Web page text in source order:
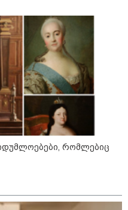
აგვისტოს
- ეს არის
ინტერესების აშკარა
არავის შერჩება
ნაწილად ყოფნა
და რეგიონებში
ცეცხლსასროლი
და საბრძოლო მასალა
- დაკავებულია ხუთი
რომლებიც